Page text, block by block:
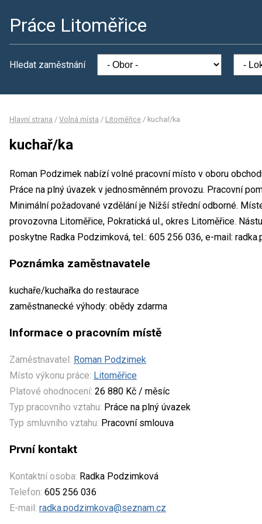
Práce Litoměřice
Hledat zaměstnání
Hlavní strana / Volná místa / Litoměřice / kuchař/ka
kuchař/ka
Roman Podzimek nabízí volné pracovní místo v oboru
Práce na plný úvazek v jednosměnném provozu. Pracovní
Minimální požadované vzdělání je Nižší střední odborné.
provozovna Litoměřice, Pokratická ul., okres Litoměřice.
poskytne Radka Podzimková, tel.: 605 256 036, e-mail:
Poznámka zaměstnavatele
kuchaře/kuchařka do restaurace
zaměstnanecké výhody: obědy zdarma
Informace o pracovním místě
Zaměstnavatel: Roman Podzimek
Místo výkonu práce: Litoměřice
Platové ohodnocení: 26 880 Kč / měsíc
Typ pracovního vztahu: Práce na plný úvazek
Typ smluvního vztahu: Pracovní smlouva
První kontakt
Kontaktní osoba: Radka Podzimková
Telefon: 605 256 036
E-mail: radka.podzimkova@seznam.cz